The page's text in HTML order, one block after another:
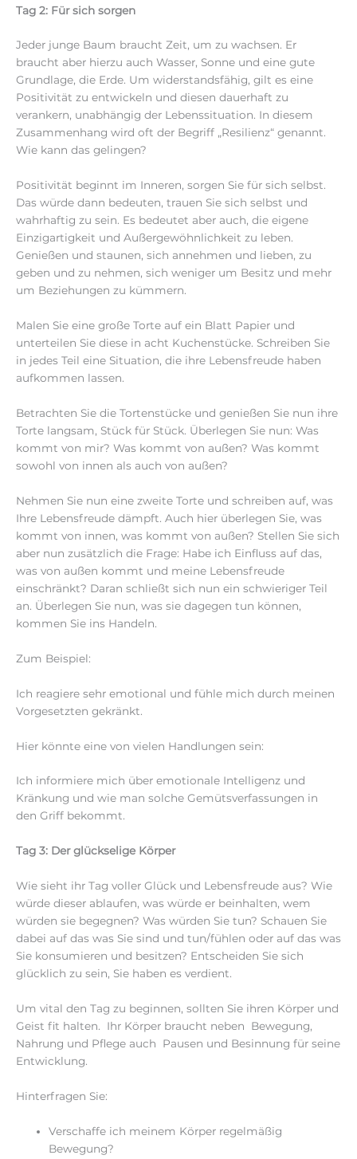
Tag 2: Für sich sorgen
Jeder junge Baum braucht Zeit, um zu wachsen. Er
braucht aber hierzu auch Wasser, Sonne und eine gute
Grundlage, die Erde. Um widerstandsfähig, gilt es eine
Positivität zu entwickeln und diesen dauerhaft zu
verankern, unabhängig der Lebenssituation. In diesem
Zusammenhang wird oft der Begriff „Resilienz“ genannt.
Wie kann das gelingen?
Positivität beginnt im Inneren, sorgen Sie für sich selbst.
Das würde dann bedeuten, trauen Sie sich selbst und
wahrhaftig zu sein. Es bedeutet aber auch, die eigene
Einzigartigkeit und Außergewöhnlichkeit zu leben.
Genießen und staunen, sich annehmen und lieben, zu
geben und zu nehmen, sich weniger um Besitz und mehr
um Beziehungen zu kümmern.
Malen Sie eine große Torte auf ein Blatt Papier und
unterteilen Sie diese in acht Kuchenstücke. Schreiben Sie
in jedes Teil eine Situation, die ihre Lebensfreude haben
aufkommen lassen.
Betrachten Sie die Tortenstücke und genießen Sie nun ihre
Torte langsam, Stück für Stück. Überlegen Sie nun: Was
kommt von mir? Was kommt von außen? Was kommt
sowohl von innen als auch von außen?
Nehmen Sie nun eine zweite Torte und schreiben auf, was
Ihre Lebensfreude dämpft. Auch hier überlegen Sie, was
kommt von innen, was kommt von außen? Stellen Sie sich
aber nun zusätzlich die Frage: Habe ich Einfluss auf das,
was von außen kommt und meine Lebensfreude
einschränkt? Daran schließt sich nun ein schwieriger Teil
an. Überlegen Sie nun, was sie dagegen tun können,
kommen Sie ins Handeln.
Zum Beispiel:
Ich reagiere sehr emotional und fühle mich durch meinen
Vorgesetzten gekränkt.
Hier könnte eine von vielen Handlungen sein:
Ich informiere mich über emotionale Intelligenz und
Kränkung und wie man solche Gemütsverfassungen in
den Griff bekommt.
Tag 3: Der glückselige Körper
Wie sieht ihr Tag voller Glück und Lebensfreude aus? Wie
würde dieser ablaufen, was würde er beinhalten, wem
würden sie begegnen? Was würden Sie tun? Schauen Sie
dabei auf das was Sie sind und tun/fühlen oder auf das was
Sie konsumieren und besitzen? Entscheiden Sie sich
glücklich zu sein, Sie haben es verdient.
Um vital den Tag zu beginnen, sollten Sie ihren Körper und
Geist fit halten. Ihr Körper braucht neben Bewegung,
Nahrung und Pflege auch Pausen und Besinnung für seine
Entwicklung.
Hinterfragen Sie:
Verschaffe ich meinem Körper regelmäßig
Bewegung?